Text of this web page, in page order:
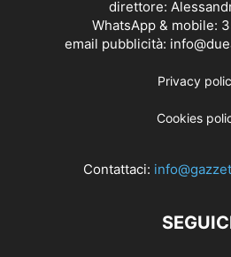
direttore:
WhatsApp & mobile:
email pubblicità:
Privacy
Cookies
Contattaci: